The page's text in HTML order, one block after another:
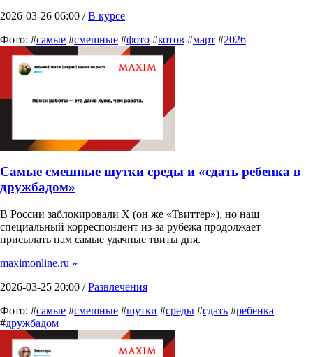
2026-03-26 06:00 /В курсе
Фото: #самые #смешные #фото #котов #март #2026
Самые смешные шутки среды и «сдать ребенка в
дружбадом»
В России заблокировали X (он же «Твиттер»), но наш
специальный корреспондент из-за рубежа продолжает
присылать нам самые удачные твиты дня.
maximonline.ru »
2026-03-25 20:00 /Развлечения
Фото: #самые #смешные #шутки #среды #сдать #ребенка
#дружбадом